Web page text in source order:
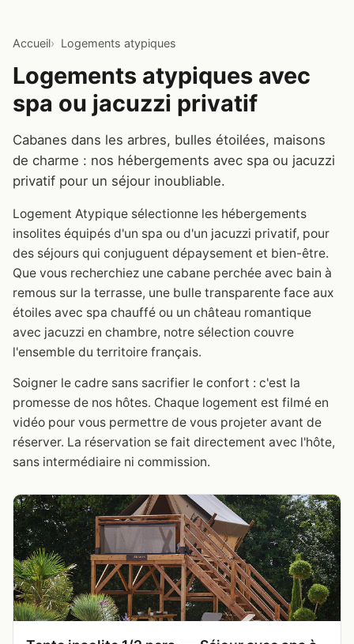
Accueil Logements atypiques
Logements atypiques avec
spa ou jacuzzi privatif
Cabanes dans les arbres, bulles étoilées, maisons
de charme : nos hébergements avec spa ou jacuzzi
privatif pour un séjour inoubliable.
Logement Atypique sélectionne les hébergements
insolites équipés d'un spa ou d'un jacuzzi privatif, pour
des séjours qui conjuguent dépaysement et bien-être.
Que vous recherchiez une cabane perchée avec bain à
remous sur la terrasse, une bulle transparente face aux
étoiles avec spa chauffé ou un château romantique
avec jacuzzi en chambre, notre sélection couvre
l'ensemble du territoire français.
Soigner le cadre sans sacrifier le confort : c'est la
promesse de nos hôtes. Chaque logement est filmé en
vidéo pour vous permettre de vous projeter avant de
réserver. La réservation se fait directement avec l'hôte,
sans intermédiaire ni commission.